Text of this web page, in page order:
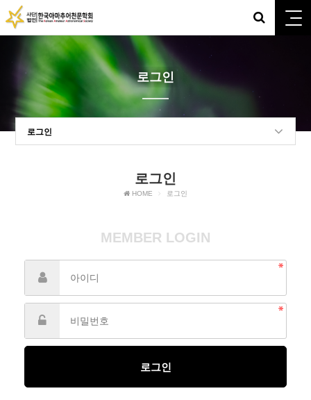
로그인
로그인
로그인
HOME 로그인
MEMBER LOGIN